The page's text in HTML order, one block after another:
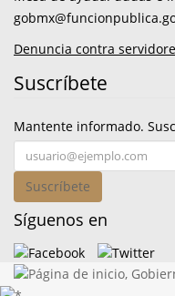
Denuncia contra
Suscríbete
Mantente informado.
Suscríbete
Síguenos en